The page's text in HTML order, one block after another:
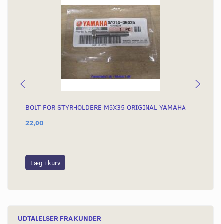
BOLT FOR STYRHOLDERE M6X35 ORIGINAL YAMAHA
22,00
Læg i kurv
UDTALELSER FRA KUNDER